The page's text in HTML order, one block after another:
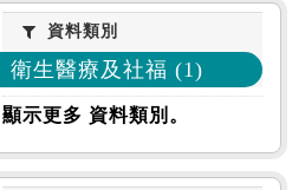
資料類別
資料類別
衛生醫療及社福 (1)
顯示更多 資料類別。